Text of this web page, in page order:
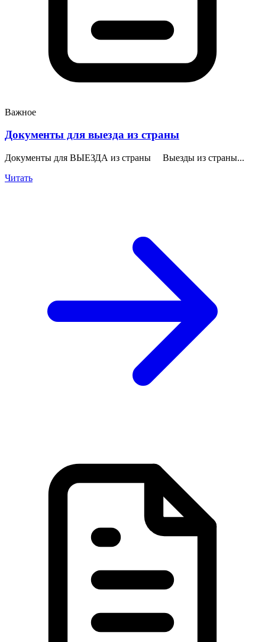
Важное
Документы для выезда из страны
Документы для ВЫЕЗДА из страны Выезды из страны...
Читать